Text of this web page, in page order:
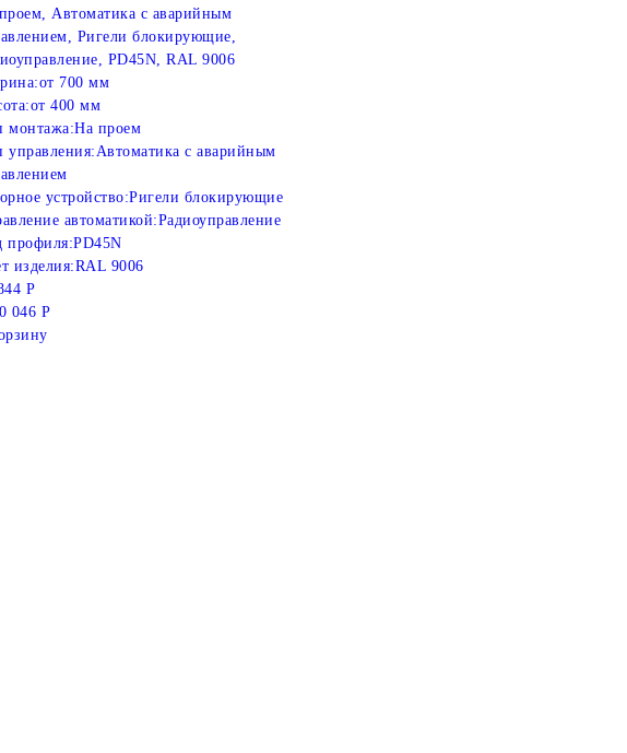
Автоматика с аварийным
Ригели блокирующие,
PD45N, RAL 9006
от 700 мм
от 400 мм
монтажа:На проем
управления: Автоматика с аварийным
устройство:Ригели блокирующие
автоматикой:Радиоуправление
профиля:PD45N
изделия:RAL 9006
Р
046 Р